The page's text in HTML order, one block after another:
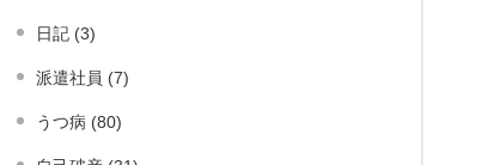
日記 (3)
派遣社員 (7)
うつ病 (80)